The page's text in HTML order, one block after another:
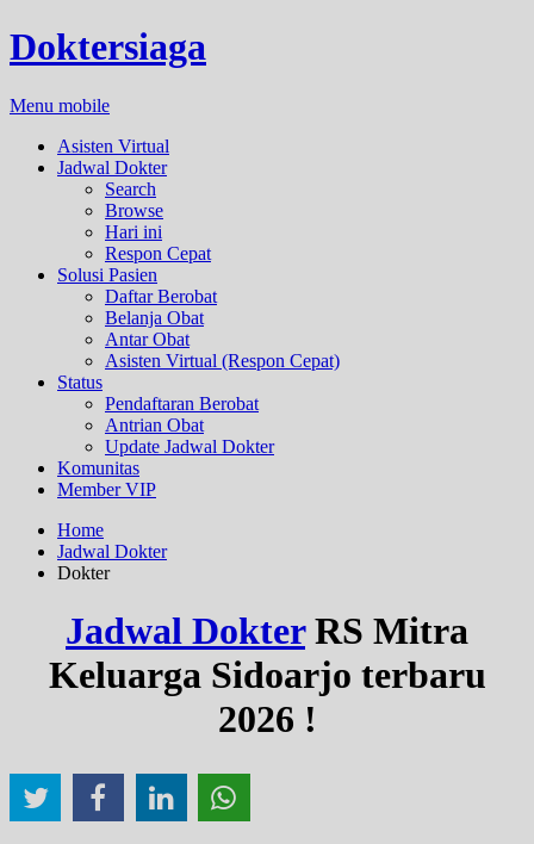
Doktersiaga
Menu mobile
Asisten Virtual
Jadwal Dokter
Search
Browse
Hari ini
Respon Cepat
Solusi Pasien
Daftar Berobat
Belanja Obat
Antar Obat
Asisten Virtual (Respon Cepat)
Status
Pendaftaran Berobat
Antrian Obat
Update Jadwal Dokter
Komunitas
Member VIP
Home
Jadwal Dokter
Dokter
Jadwal DokterRS Mitra
Keluarga Sidoarjo terbaru
2026 !